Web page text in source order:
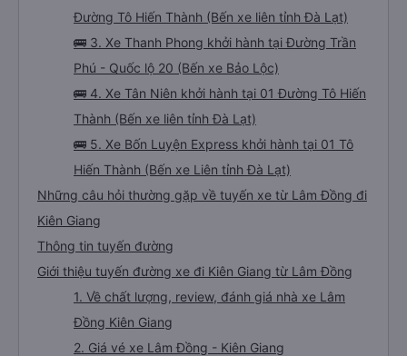
Đường Tô Hiến Thành (Bến xe liên tỉnh Đà Lạt)
🚌 3. Xe Thanh Phong khởi hành tại Đường Trần
Phú - Quốc lộ 20 (Bến xe Bảo Lộc)
🚌 4. Xe Tân Niên khởi hành tại 01 Đường Tô Hiến
Thành (Bến xe liên tỉnh Đà Lạt)
🚌 5. Xe Bốn Luyện Express khởi hành tại 01 Tô
Hiến Thành (Bến xe Liên tỉnh Đà Lạt)
Những câu hỏi thường gặp về tuyến xe từ Lâm Đồng đi
Kiên Giang
Thông tin tuyến đường
Giới thiệu tuyến đường xe đi Kiên Giang từ Lâm Đồng
1. Về chất lượng, review, đánh giá nhà xe Lâm
Đồng Kiên Giang
2. Giá vé xe Lâm Đồng - Kiên Giang